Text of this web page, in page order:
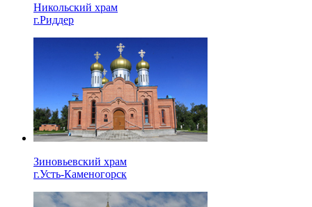
Никольский храм
г.Риддер
Зиновьевский храм
г.Усть-Каменогорск